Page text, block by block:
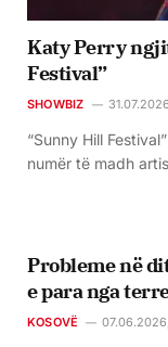
Katy Perry
Festival”
SHOWBIZ
“Sunny Hill
numër të madh
Probleme në
e para nga
KOSOVË